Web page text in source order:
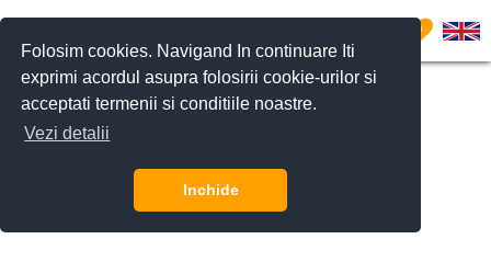
Folosim cookies. Navigand In continuare Iti
exprimi acordul asupra folosirii cookie-urilor si
acceptati termenii si conditiile noastre.
Vezi detalii
Inchide
0
Contactează-ne